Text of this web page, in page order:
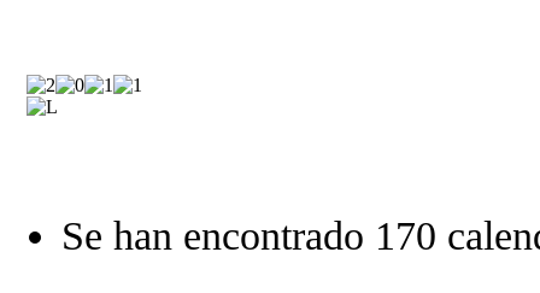
Se han encontrado 170